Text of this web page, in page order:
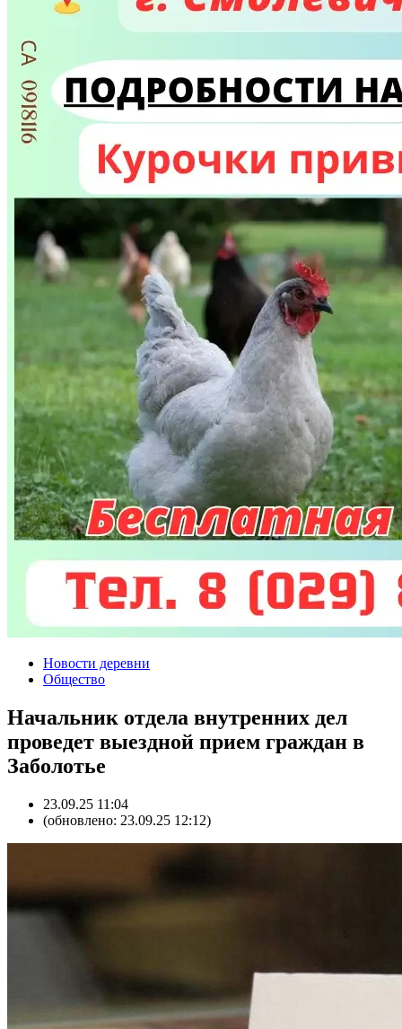
Новости деревни
Общество
Начальник отдела внутренних дел
проведет выездной прием граждан в
Заболотье
23.09.25 11:04
(обновлено: 23.09.25 12:12)